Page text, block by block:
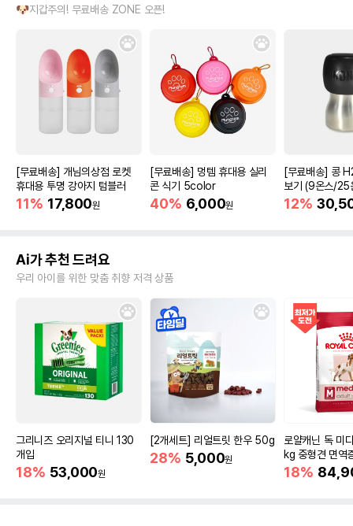
🐶지갑주의! 무료배송 ZONE 오픈!
[무료배송] 개님의상점 로켓
휴대용 투명 강아지 텀블러
11% 17,800원
[무료배송] 멍템 휴대용 실리
콘 식기 5color
40% 6,000원
[무료배송] 콩
보기 (9온스/25
12%
Ai가 추천 드려요
우리 아이를 위한 맞춤 취향 저격 상품
그리니즈 오리지널 티니 130
개입
18% 53,000원
[2개세트] 리얼트릿 한우 50g
28% 5,000원
로얄캐닌 독 미
kg 중형견 면역
18%